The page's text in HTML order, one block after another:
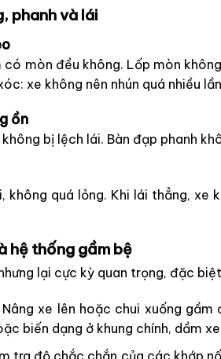
phanh và lái
mòn đều không. Lốp mòn
xe không nên nhún quá nhiều
ồn
bị lệch lái. Bàn đạp phanh
không quá lỏng. Khi lái thẳng,
hệ thống gầm bệ
lại cực kỳ quan trọng, đặc
xe lên hoặc chui xuống gầm
biến dạng ở khung chính, dầm
tra độ chắc chắn của các khớp